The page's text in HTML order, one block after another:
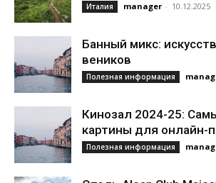
Италия manager - 10.12.2025
Банный микс:
веников
Полезная информация
Кинозал 2024-25:
картины для онлайн-
Полезная информация